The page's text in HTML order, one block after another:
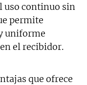
uso continuo sin
permite
uniforme
el recibidor.
que ofrece